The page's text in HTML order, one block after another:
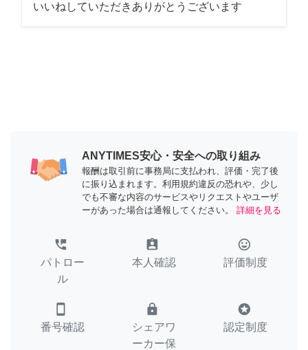
いいねしていただきありがとうございます
ANYTIMES安心・安全への取り組み
報酬は取引前に事務局に支払われ、評価・完了後
に振り込まれます。利用規約違反の恐れや、少し
でも不審な内容のサービスやリクエストやユーザ
ーがあった場合は通報してください。
詳細を見る
perm_phone_msg
パトロー
ル
assignment_ind
本人確認
tag_faces
評価制度
smartphone
番号確認
lock
シェアワ
ーカー保
stars
認定制度